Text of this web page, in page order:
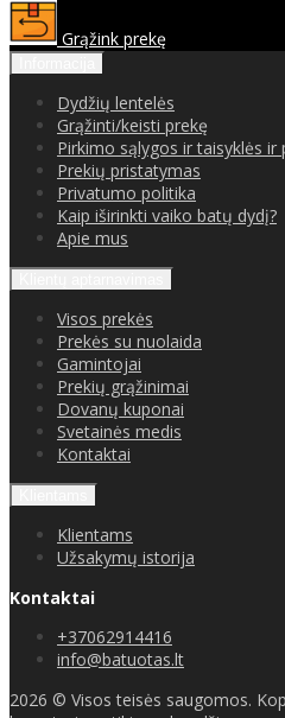
Grąžink prekę
Dydžių lentelės
Grąžinti/keisti prekę
Pirkimo sąlygos ir taisyklės
Prekių pristatymas
Privatumo politika
Kaip iširinkti vaiko batų dydį?
Apie mus
Visos prekės
Prekės su nuolaida
Gamintojai
Prekių grąžinimai
Dovanų kuponai
Svetainės medis
Kontaktai
Klientams
Užsakymų istorija
Kontaktai
+37062914416
info@batuotas.lt
2026 © Visos teisės saugomos.